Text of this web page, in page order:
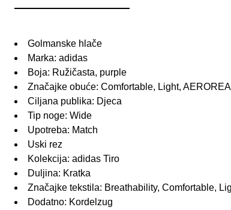
Golmanske hlače
Marka: adidas
Boja: Ružičasta, purple
Značajke obuće: Comfortable, Light,
Ciljana publika: Djeca
Tip noge: Wide
Upotreba: Match
Uski rez
Kolekcija: adidas Tiro
Duljina: Kratka
Značajke tekstila: Breathability, Comfortable,
Dodatno: Kordelzug